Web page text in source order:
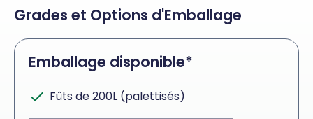
Grades et Options d'Emballage
Emballage disponible*
Fûts de 200L (palettisés)